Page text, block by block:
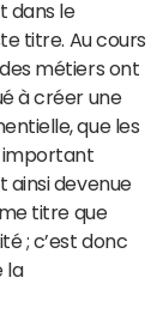
dans le
titre. Au cours
métiers ont
à créer une
que les
important
ainsi devenue
titre que
; c’est donc
la